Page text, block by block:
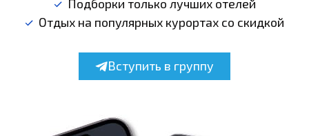
Подборки только лучших отелей
Отдых на популярных курортах со скидкой
Вступить в группу